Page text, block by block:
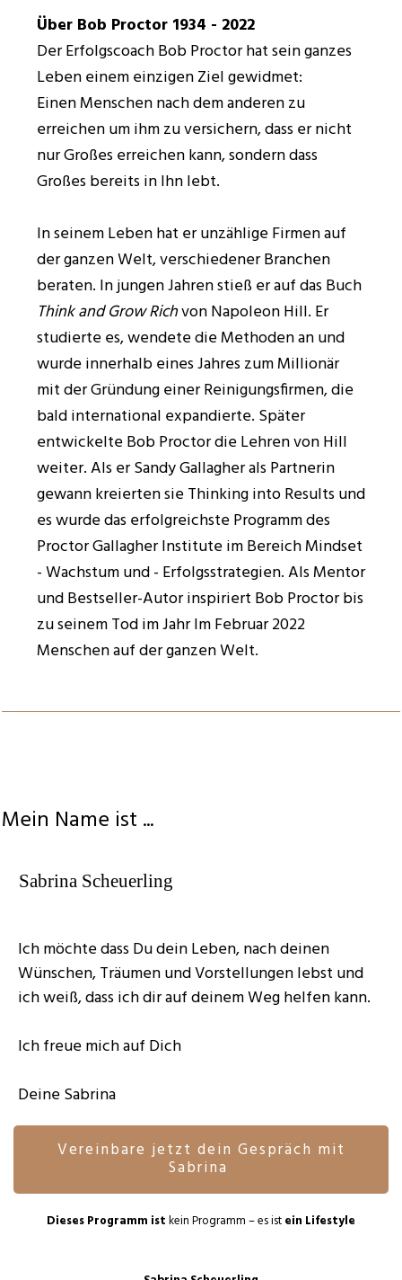
Über Bob Proctor 1934 - 2022
Der Erfolgscoach Bob Proctor hat sein ganzes
Leben einem einzigen Ziel gewidmet:
Einen Menschen nach dem anderen zu
erreichen um ihm zu versichern, dass er nicht
nur Großes erreichen kann, sondern dass
Großes bereits in Ihn lebt.
In seinem Leben hat er unzählige Firmen auf
der ganzen Welt, verschiedener Branchen
beraten. In jungen Jahren stieß er auf das Buch
Think and Grow Richvon Napoleon Hill. Er
studierte es, wendete die Methoden an und
wurde innerhalb eines Jahres zum Millionär
mit der Gründung einer Reinigungsfirmen, die
bald international expandierte. Später
entwickelte Bob Proctor die Lehren von Hill
weiter. Als er Sandy Gallagher als Partnerin
gewann kreierten sie Thinking into Results und
es wurde das erfolgreichste Programm des
Proctor Gallagher Institute im Bereich Mindset
- Wachstum und - Erfolgsstrategien. Als Mentor
und Bestseller-Autor inspiriert Bob Proctor bis
zu seinem Tod im Jahr Im Februar 2022
Menschen auf der ganzen Welt.
Mein Name ist ...
Sabrina Scheuerling
Ich möchte dass Du dein Leben, nach deinen
Wünschen, Träumen und Vorstellungen lebst und
ich weiß, dass ich dir auf deinem Weg helfen kann.
Ich freue mich auf Dich
Deine Sabrina
Vereinbare jetzt dein Gespräch mit
Sabrina
Dieses Programm istkein Programm – es istein Lifestyle